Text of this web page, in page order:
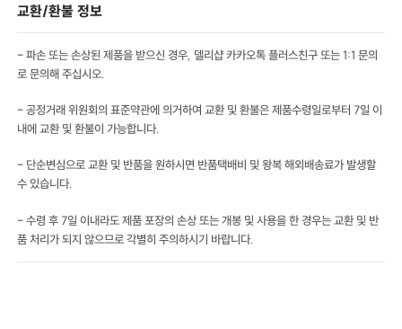
교환/환불 정보
- 파손 또는 손상된 제품을 받으신 경우, 델리샵 카카오톡 플러스친구 또는 1:1 문의
로 문의해 주십시오.
- 공정거래 위원회의 표준약관에 의거하여 교환 및 환불은 제품수령일로부터 7일 이
내에 교환 및 환불이 가능합니다.
- 단순변심으로 교환 및 반품을 원하시면 반품택배비 및 왕복 해외배송료가 발생할
수 있습니다.
- 수령 후 7일 이내라도 제품 포장의 손상 또는 개봉 및 사용을 한 경우는 교환 및 반
품 처리가 되지 않으므로 각별히 주의하시기 바랍니다.